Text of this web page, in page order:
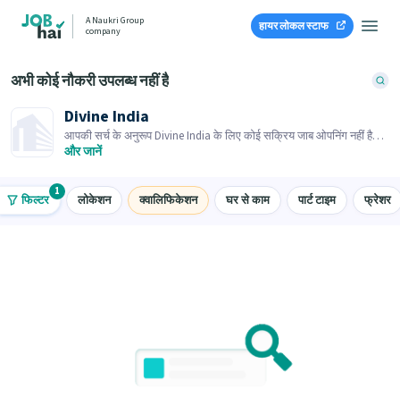
A Naukri Group
company
हायर लोकल स्टाफ
अभी कोई नौकरी उपलब्ध नहीं है
Divine India
आपकी सर्च के अनुरूप Divine India के लिए कोई सक्रिय जाब ओपनिंग नहीं है।
समान जाब ओपनिंग्स ब्राउज़ करें।
और जानें
फिल्टर
1
लोकेशन क्वालिफिकेशन घर से काम पार्ट टाइम फ्रेशर